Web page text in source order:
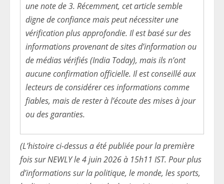
une note de 3. Récemment, cet article semble
digne de confiance mais peut nécessiter une
vérification plus approfondie. Il est basé sur des
informations provenant de sites d’information ou
de médias vérifiés (India Today), mais ils n’ont
aucune confirmation officielle. Il est conseillé aux
lecteurs de considérer ces informations comme
fiables, mais de rester à l’écoute des mises à jour
ou des garanties.
(L’histoire ci-dessus a été publiée pour la première
fois sur NEWLY le 4 juin 2026 à 15h11 IST. Pour plus
d’informations sur la politique, le monde, les sports,